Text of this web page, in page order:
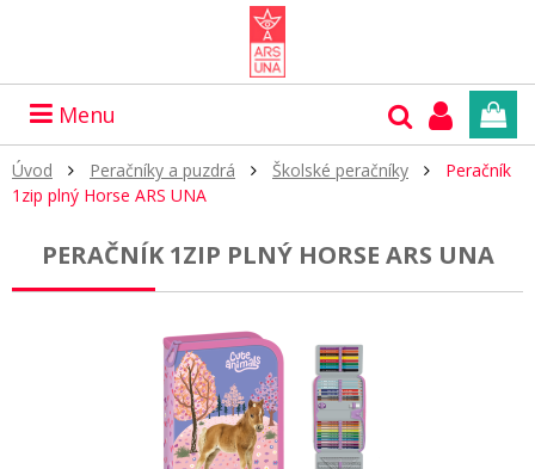
Menu
Úvod Peračníky a puzdrá Školské peračníky
Peračník
1zip plný Horse ARS UNA
PERAČNÍK 1ZIP PLNÝ HORSE ARS UNA